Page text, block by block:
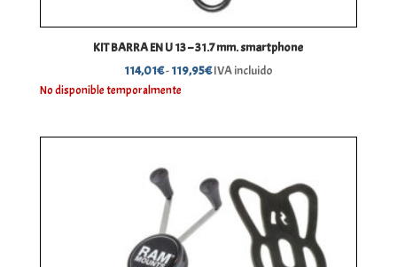
KIT BARRA EN U 13 – 31.7 mm. smartphone
114,01€-119,95€Rango
119,95€
IVA incluido
No disponible temporalmente